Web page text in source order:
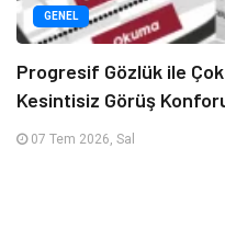
GENEL
Progresif Gözlük ile
Kesintisiz Görüş
07 Tem 2026, Sal